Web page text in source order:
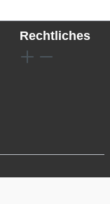
Rechtliches